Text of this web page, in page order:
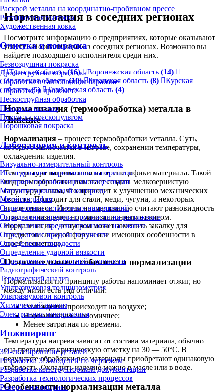
Раскрой металла на координатно-пробивном прессе
Ротационная вытяжка
Художественная ковка
Очистка и покраска
Безвоздушная покраска
Дробеструйная обработка
Обработка в галтовочном барабане
Обработка в дробемёте
Пескоструйная обработка
Покраска кистью
Покраска краскопультом
Порошковая покраска
Лаборатория и контроль
Визуально-измерительный контроль
Исследование порошковых материалов
Контроль проникающими веществами
Магнитопорошковый контроль
Металлография
Определение остаточных напряжений
Определение предела прочности на растяжение
Определение предела прочности на сжатие
Определение предела текучести
Определение твердости
Определение ударной вязкости
Определение усталостной прочности
Радиографический контроль
Термический анализ
Ультразвуковая толщинометрия
Ультразвуковой контроль
Химический анализ
Электронная микроскопия
Инжиниринг
3D-сканирование деталей
Разработка 3D-моделей по чертежам
Разработка конструкторской документации
Разработка технологических процессов
Реверс-инжиниринг
Нормализация в соседних регионах
Посмотрите информацию о предприятиях, которые оказывают
услугу «Нормализация» в соседних регионах. Возможно вы
найдете подходящего исполнителя среди них.
Тульская область(16) Воронежская область (14)
Орловская область(10) Рязанская область (8)
Курская
область(5) Тамбовская область (4)
Нормализация (термообработка) металла в
Липецке
Нормализация – процесс термообработки металла. Суть,
которого заключается в нагреве, сохранении температуры,
охлаждении изделия.
Температура нагрева зависит от специфики материала. Такой
вид термообработки помогает создать мелкозернистую
структуру сплава, что приводит к улучшению механических
свойств. Подходит для стали, меди, чугуна, и некоторых
видов сплавов. Иногда нормализацию считают разновидность
отжига и называют нормализационным отжигом.
Нормализация с отпуском может заменить закалку для
предметов сложной формы или имеющих особенности в
своей геометрии.
Отличительные особенности нормализации
Нормализация по принципу работы напоминает отжиг, но
между ними есть ряд отличий:
Охлаждение происходит на воздухе;
Нормализация экономичнее;
Менее затратная по времени.
Температура нагрева зависит от состава материала, обычно
она превышает критическую отметку на 30 — 50°С. В
результате обработки все материалы приобретают одинаковую
твёрдость. Охладить изделие можно в масле или в воде.
Особенности нормализации металла